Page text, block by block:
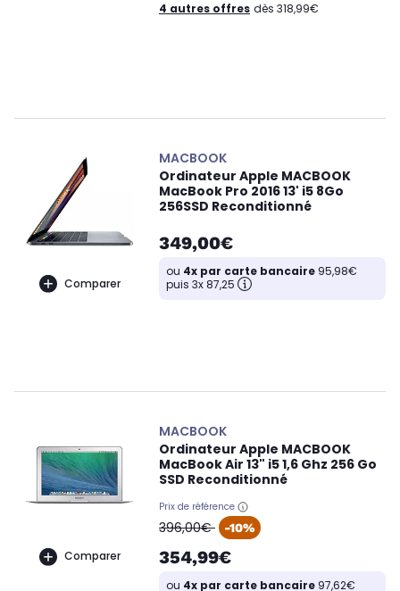
4 autres offres dès 318,99€
Comparer
MACBOOK
Ordinateur Apple MACBOOK
MacBook Pro 2016 13' i5 8Go
256SSD Reconditionné
349,00€
ou 4x par carte bancaire 95,98€
puis 3x 87,25
Comparer
MACBOOK
Ordinateur Apple MACBOOK
MacBook Air 13" i5 1,6 Ghz 256 Go
SSD Reconditionné
Prix de référence
oldPrice
396,00€ -10%
354,99€
ou 4x par carte bancaire 97,62€